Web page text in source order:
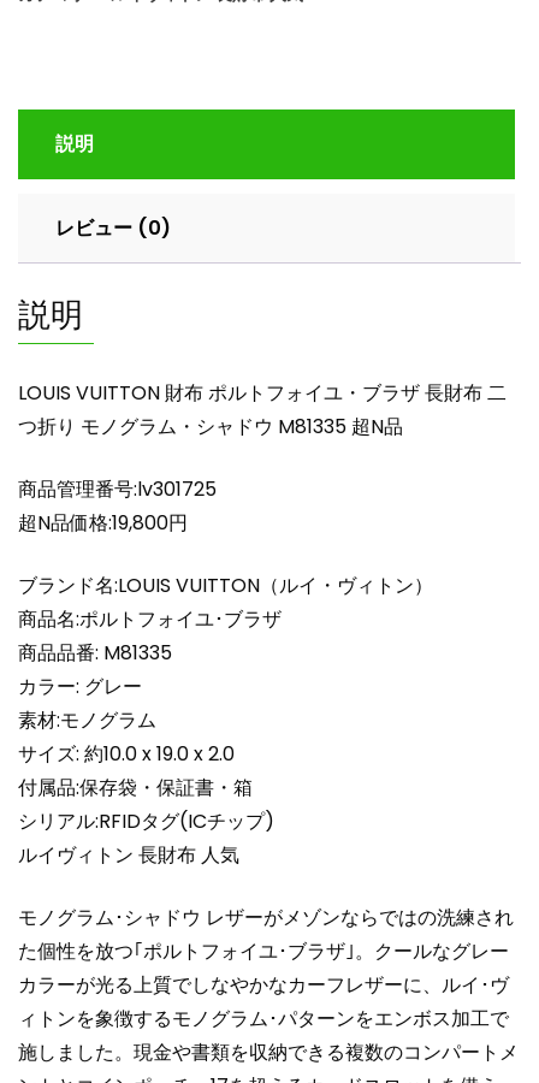
ォ
ユ・
ザ
財
布
つ
折
モ
ノ
ラ
ム・
シ
ャ
ド
ウ
M81335
超
N
品
個
説明
レビュー (0)
説明
LOUIS VUITTON 財布 ポルトフォイユ・ブラザ 長財布 二
つ折り モノグラム・シャドウ M81335 超N品
商品管理番号:lv301725
超N品価格:19,800円
ブランド名:LOUIS VUITTON（ルイ・ヴィトン）
商品名:ポルトフォイユ･ブラザ
商品品番: M81335
カラー: グレー
素材:モノグラム
サイズ: 約10.0 x 19.0 x 2.0
付属品:保存袋・保証書・箱
シリアル:RFIDタグ(ICチップ)
ルイヴィトン 長財布 人気
モノグラム･シャドウ レザーがメゾンならではの洗練され
た個性を放つ｢ポルトフォイユ･ブラザ｣。クールなグレー
カラーが光る上質でしなやかなカーフレザーに、ルイ･ヴ
ィトンを象徴するモノグラム･パターンをエンボス加工で
施しました。現金や書類を収納できる複数のコンパートメ